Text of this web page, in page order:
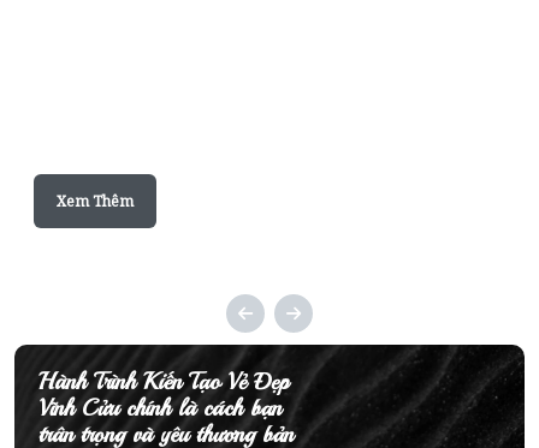
Xem Thêm
Hành Trình Kiến Tạo Vẻ Đẹp
Vĩnh Cửuchính là cách bạn
trân trọng và yêu thương bản